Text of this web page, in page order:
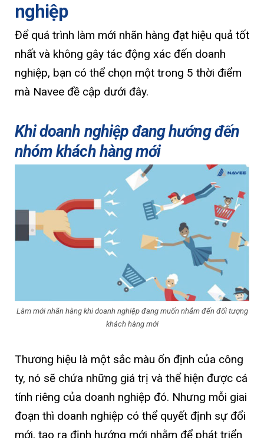
nghiệp
Để quá trình làm mới nhãn hàng đạt hiệu quả tốt
nhất và không gây tác động xác đến doanh
nghiệp, bạn có thể chọn một trong 5 thời điểm
mà Navee đề cập dưới đây.
Khi doanh nghiệp đang hướng đến
nhóm khách hàng mới
Làm mới nhãn hàng khi doanh nghiệp đang muốn nhắm đến đối tượng
khách hàng mới
Thương hiệu là một sắc màu ổn định của công
ty, nó sẽ chứa những giá trị và thể hiện được cá
tính riêng của doanh nghiệp đó. Nhưng mỗi giai
đoạn thì doanh nghiệp có thể quyết định sự đổi
mới, tạo ra định hướng mới nhằm để phát triển